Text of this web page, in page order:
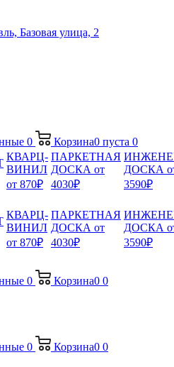
Базовая улица, 2
0 Корзина0 пуста 0
КВАРЦ-
ВИНИЛ
от 870₽
ПАРКЕТНАЯ
ДОСКА от
4030₽
ДОСКА
3590₽
КВАРЦ-
ВИНИЛ
от 870₽
ПАРКЕТНАЯ
ДОСКА от
4030₽
ДОСКА
3590₽
0 Корзина0 0
0 Корзина0 0